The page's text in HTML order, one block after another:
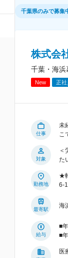
千葉県のみで募集
株式会
千葉・海浜
New 正社
仕事
未
こ
対象
＜
た
勤務地
★
6-
最寄駅
海
給与
■
■
医